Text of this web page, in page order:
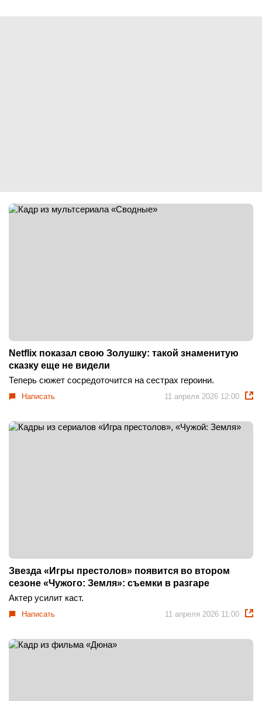
Netflix показал свою Золушку: такой знаменитую
сказку еще не видели
Теперь сюжет сосредоточится на сестрах героини.
Написать 11 апреля 2026 12:00
Звезда «Игры престолов» появится во втором
сезоне «Чужого: Земля»: съемки в разгаре
Актер усилит каст.
Написать 11 апреля 2026 11:00